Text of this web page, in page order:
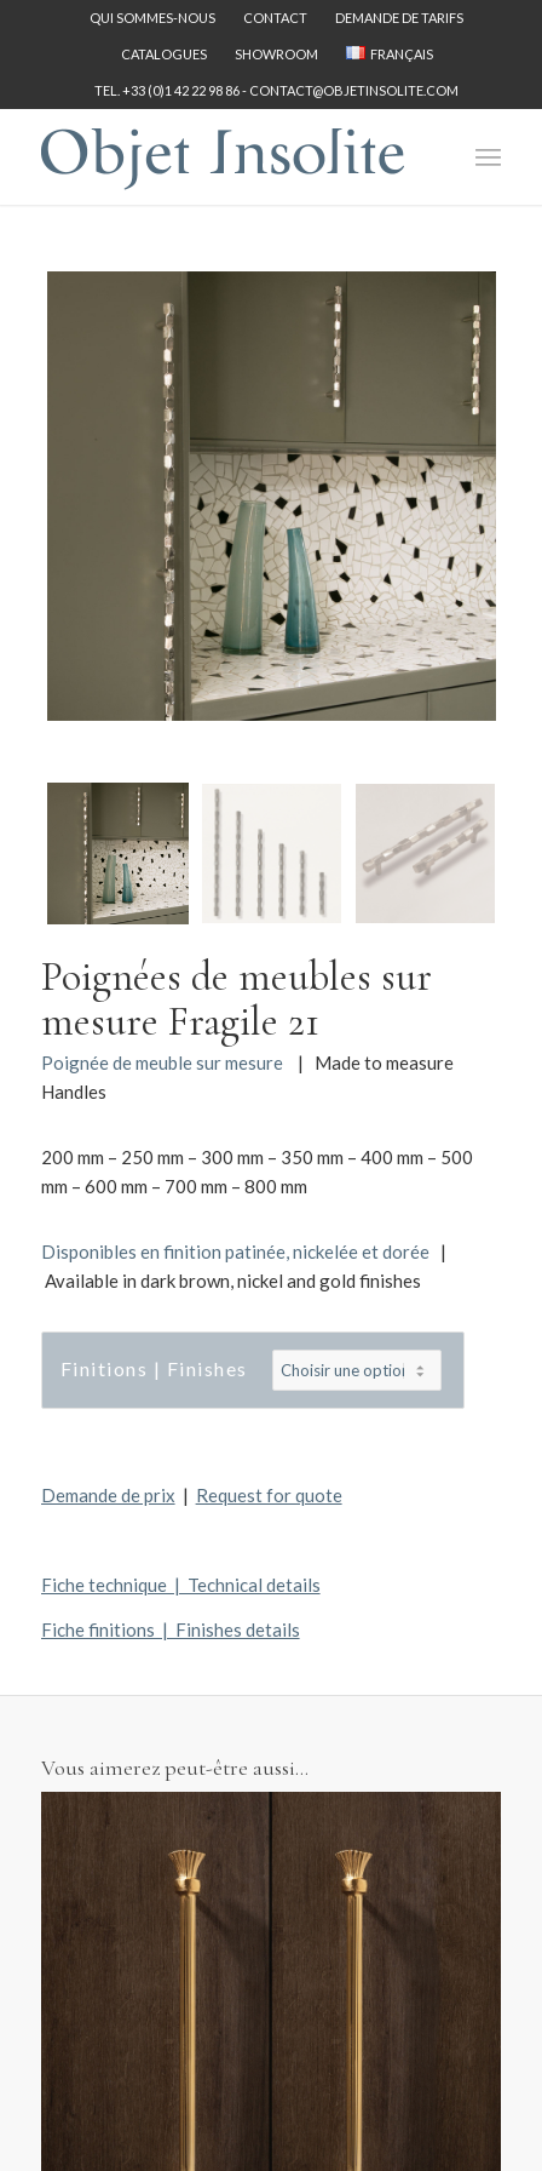
QUI SOMMES-NOUS CONTACT DEMANDE DE TARIFS
CATALOGUES SHOWROOM FRANÇAIS
TEL. +33 (0)1 42 22 98 86 - CONTACT@OBJETINSOLITE.COM
Poignées de meubles sur
mesure Fragile 21
Poignée de meuble sur mesure
| Made to measure
Handles
200 mm – 250 mm – 300 mm – 350 mm – 400 mm – 500
mm – 600 mm – 700 mm – 800 mm
Disponibles en finition patinée, nickelée et dorée|
Available in dark brown, nickel and gold finishes
Finitions | Finishes
Demande de prix | Request for quote
Fiche technique | Technical details
Fiche finitions | Finishes details
Vous aimerez peut-être aussi…